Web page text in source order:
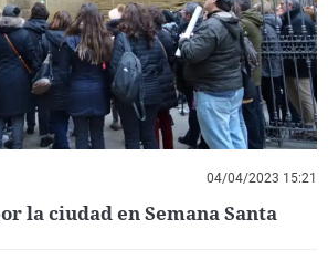
04/04/2023 15:21
la ciudad en Semana Santa